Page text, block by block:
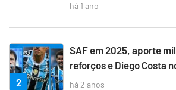
há 1 ano
2
SAF em 2025, aporte
reforços e Diego Costa
há 2 anos